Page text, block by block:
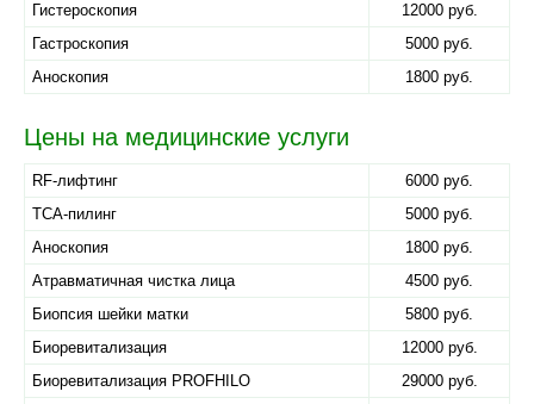
Гистероскопия
12000 руб.
Гастроскопия
5000 руб.
Аноскопия
1800 руб.
Цены на медицинские услуги
RF-лифтинг
6000 руб.
TCA-пилинг
5000 руб.
Аноскопия
1800 руб.
Атравматичная чистка лица
4500 руб.
Биопсия шейки матки
5800 руб.
Биоревитализация
12000 руб.
Биоревитализация PROFHILO
29000 руб.